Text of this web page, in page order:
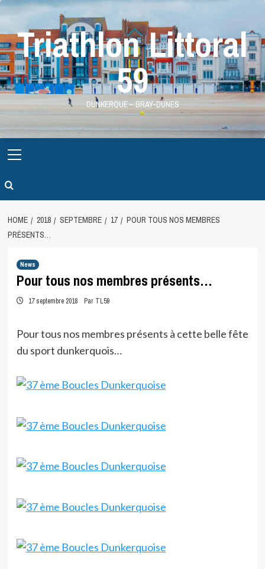
Skip
contentTriathlon Littoral
59
DUNKERQUE – BRAY-DUNES
Menu
HOME 2018 SEPTEMBRE 17
POUR TOUS NOS MEMBRES
PRÉSENTS…
News
Pour tous nos membres présents…
17 septembre 2018 Par TL59
Pour tous nos membres présents à cette belle fête
du sport dunkerquois…